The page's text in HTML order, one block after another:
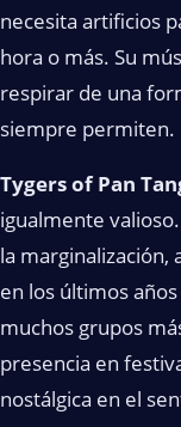
necesita artificios
hora o más. Su
respirar de una
siempre permiten.
Tygers of Pan
igualmente
la marginalización,
en los últimos
muchos grupos
presencia en
nostálgica en el